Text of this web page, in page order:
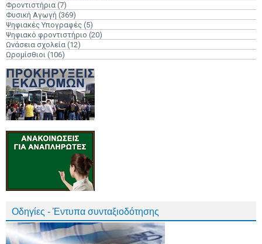
Φροντιστήρια (7)
Φυσική Αγωγή (369)
Ψηφιακές Υπογραφές (5)
Ψηφιακό φροντιστήριο (20)
Ωνάσεια σχολεία (12)
Ωρομίσθιοι (106)
Οδηγίες - Έντυπα συνταξιοδότησης